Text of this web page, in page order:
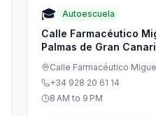
🎓 Autoescuela
Calle Farmacéutico
Palmas de Gran
Calle Farmacéutico
de Gran Canaria, Las
+34 928 20 61 14
8 AM to 9 PM